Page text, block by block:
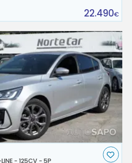
22.490€
- 125CV - 5P